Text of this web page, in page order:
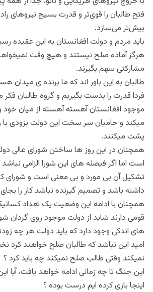
فتح طالبان را قوی‌تر و قدرت بسیج نیروهای
بیش‌تر می‌سازد.
باید مردم و دولت افغانستان به این عقیده
هرگز آماده صلح نیستند و هیچ وقت
مشارکتی سهم بگیرند.
طالبان به این باور اند که ما برنده ی میدان
فردا قدرت را بدست بگیریم و گروه طالبان
موجود افغانستان آهسته آهسته از میان
میکند و حامیان سر سخت این دولت بزودی
پشت میکنند.
همچنان در این روز ها ساختن شورای عالی
است اما اگر فیصله های این شورا الزامی
تشکیل آن بی مورد و بی معنی است و شورای
داشته باشد و تصمیم گیرنده نباشد کار را
همچنان با ادامه این وضعیت یک تعداد
قومی دارند شاید از دولت موجود روی گردان
های اندکی وجود دارد که باید دولت هر چه
امید این نباشد که طالبان صلح خواهند کرد
نمیکند وقتی طالب صلح نمیکند چه باید کرد ؟
این جنگ تا چه زمانی ادامه خواهد یافت، آیا
اینجا بازی کرده ایم درست بوده ؟